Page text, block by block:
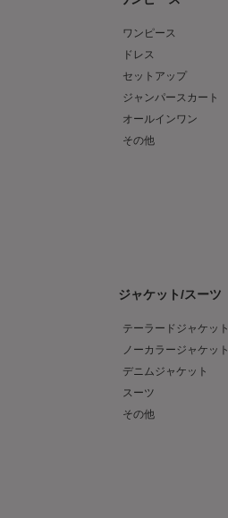
ワンピース
ドレス
セットアップ
ジャンパースカート
オールインワン
その他
ジャケット/スーツ
テーラードジャケット
ノーカラージャケット
デニムジャケット
スーツ
その他